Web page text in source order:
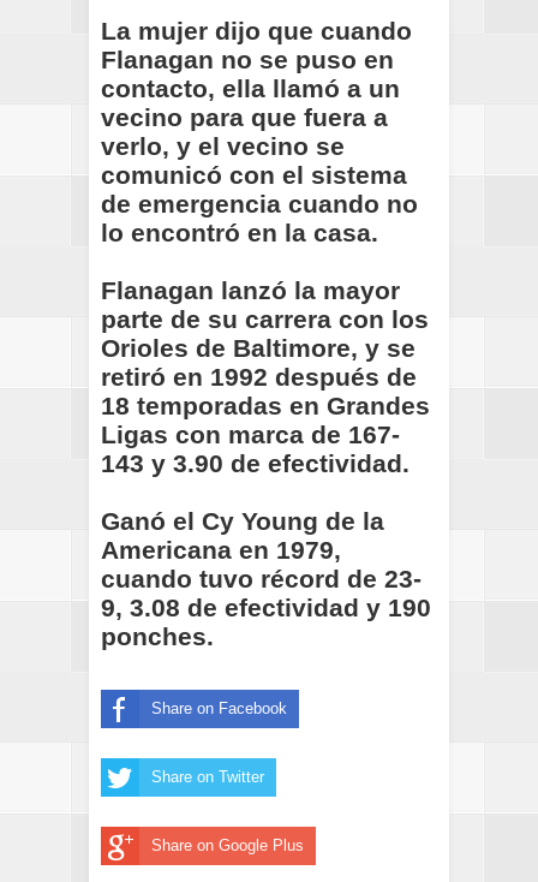
La mujer dijo que cuando
Flanagan no se puso en
contacto, ella llamó a un
vecino para que fuera a
verlo, y el vecino se
comunicó con el sistema
de emergencia cuando no
lo encontró en la casa.
Flanagan lanzó la mayor
parte de su carrera con los
Orioles de Baltimore, y se
retiró en 1992 después de
18 temporadas en Grandes
Ligas con marca de 167-
143 y 3.90 de efectividad.
Ganó el Cy Young de la
Americana en 1979,
cuando tuvo récord de 23-
9, 3.08 de efectividad y 190
ponches.
Share on Facebook
Share on Twitter
Share on Google Plus